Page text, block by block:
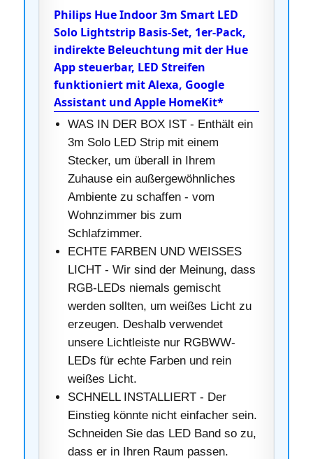
Philips Hue Indoor 3m Smart LED
Solo Lightstrip Basis-Set, 1er-Pack,
indirekte Beleuchtung mit der Hue
App steuerbar, LED Streifen
funktioniert mit Alexa, Google
Assistant und Apple HomeKit*
WAS IN DER BOX IST - Enthält ein
3m Solo LED Strip mit einem
Stecker, um überall in Ihrem
Zuhause ein außergewöhnliches
Ambiente zu schaffen - vom
Wohnzimmer bis zum
Schlafzimmer.
ECHTE FARBEN UND WEISSES
LICHT - Wir sind der Meinung, dass
RGB-LEDs niemals gemischt
werden sollten, um weißes Licht zu
erzeugen. Deshalb verwendet
unsere Lichtleiste nur RGBWW-
LEDs für echte Farben und rein
weißes Licht.
SCHNELL INSTALLIERT - Der
Einstieg könnte nicht einfacher sein.
Schneiden Sie das LED Band so zu,
dass er in Ihren Raum passen.